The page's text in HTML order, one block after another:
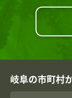
岐阜の市町村